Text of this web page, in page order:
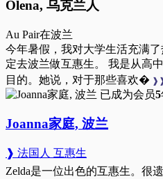
Olena, 乌克兰人
Au Pair在波兰
今年暑假，我对大学生活充满
定去波兰做互惠生。 我是从高
目的。她说，对于那些喜欢�
已成为会员5
Joanna家庭, 波兰
❱ 法国人 互惠生
Zelda是一位出色的互惠生。很